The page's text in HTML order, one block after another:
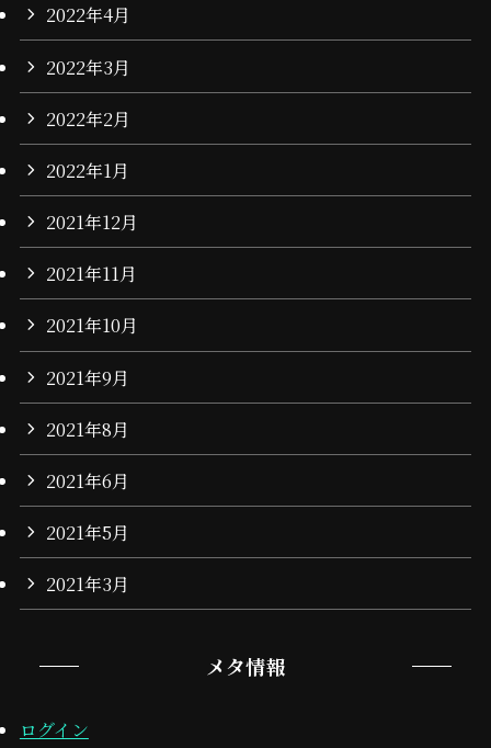
2022年4月
2022年3月
2022年2月
2022年1月
2021年12月
2021年11月
2021年10月
2021年9月
2021年8月
2021年6月
2021年5月
2021年3月
メタ情報
ログイン